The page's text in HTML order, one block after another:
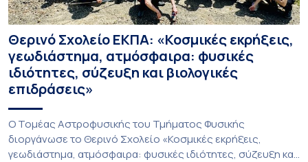
Θερινό Σχολείο ΕΚΠΑ: «Κοσμικές εκρήξεις,
γεωδιάστημα, ατμόσφαιρα: φυσικές
ιδιότητες, σύζευξη και βιολογικές
επιδράσεις»
Ο Τομέας Αστροφυσικής του Τμήματος Φυσικής
διοργάνωσε το Θερινό Σχολείο «Κοσμικές εκρήξεις,
γεωδιάστημα, ατμόσφαιρα: φυσικές ιδιότητες, σύζευξη και